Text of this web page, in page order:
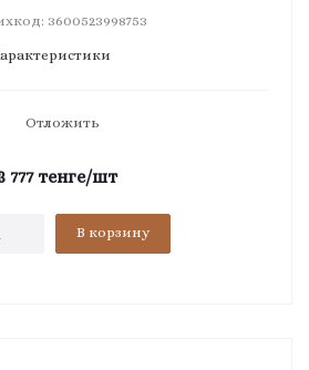
3600523998753
Отложить
777тенге/шт
В корзину